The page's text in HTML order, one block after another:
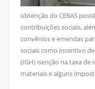
obtenção do CEBAS
contribuições sociais,
convênios e emendas
sociais como incentivo
(IGH) isenção na taxa
materiais e alguns